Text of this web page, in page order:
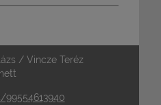
/ Vincze Teréz